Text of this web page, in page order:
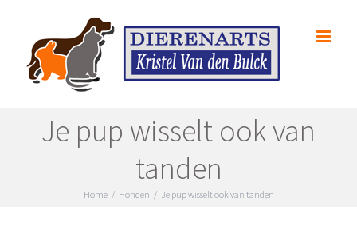
content
Je pup wisselt ook van
tanden
Home / Honden / Je pup wisselt ook van tanden